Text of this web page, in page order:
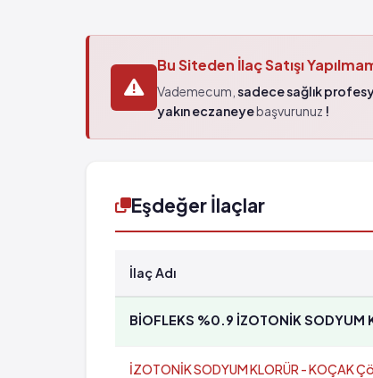
Bu Siteden İlaç Satışı
Vademecum, sadece sağlık
yakın eczaneyebaşvurunuz !
Eşdeğer İlaçlar
İlaç Adı
BİOFLEKS %0.9 İZOTONİK
İZOTONİK SODYUM KLORÜR - KOÇAK